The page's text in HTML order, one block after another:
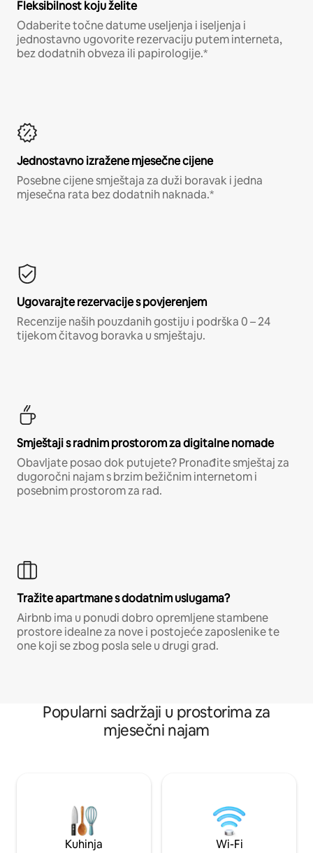
Fleksibilnost koju želite
Odaberite točne datume useljenja i iseljenja i
jednostavno ugovorite rezervaciju putem interneta,
bez dodatnih obveza ili papirologije.*
Jednostavno izražene mjesečne cijene
Posebne cijene smještaja za duži boravak i jedna
mjesečna rata bez dodatnih naknada.*
Ugovarajte rezervacije s povjerenjem
Recenzije naših pouzdanih gostiju i podrška 0 – 24
tijekom čitavog boravka u smještaju.
Smještaji s radnim prostorom za digitalne nomade
Obavljate posao dok putujete? Pronađite smještaj za
dugoročni najam s brzim bežičnim internetom i
posebnim prostorom za rad.
Tražite apartmane s dodatnim uslugama?
Airbnb ima u ponudi dobro opremljene stambene
prostore idealne za nove i postojeće zaposlenike te
one koji se zbog posla sele u drugi grad.
Popularni sadržaji u prostorima za
mjesečni najam
Kuhinja Wi-Fi